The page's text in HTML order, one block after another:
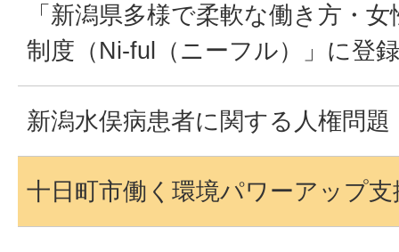
「新潟県多様で柔軟な働き方・
制度（Ni-ful（ニーフル）」に登
新潟水俣病患者に関する人権問題
十日町市働く環境パワーアップ支